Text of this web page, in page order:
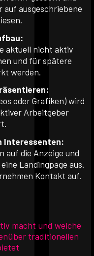
ausgeschriebene
aktuell nicht aktiv
und für spätere
werden.
oder Grafiken) wird
Arbeitgeber
Interessenten:
auf die Anzeige und
Landingpage aus.
Kontakt auf.
macht und welche
traditionellen